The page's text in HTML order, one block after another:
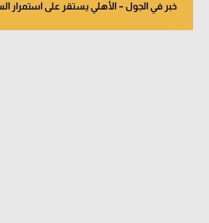
خبر في الجول – الأهلي يستقر على استمرار